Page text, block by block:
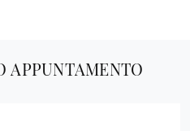
APPUNTAMENTO